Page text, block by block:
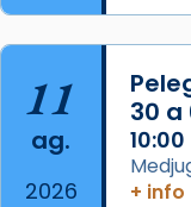
L’arquebisbe
Josep Omella,
concelebrat
Mons. David
📸 Dr. G. Simón
Photo
11
ag.
2026
30 a
10:00
+ info